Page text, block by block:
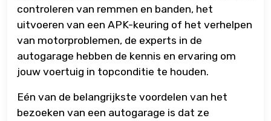
controleren van remmen en banden, het
uitvoeren van een APK-keuring of het verhelpen
van motorproblemen, de experts in de
autogarage hebben de kennis en ervaring om
jouw voertuig in topconditie te houden.
Eén van de belangrijkste voordelen van het
bezoeken van een autogarage is dat ze